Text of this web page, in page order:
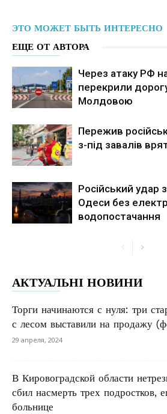
ЭТО МОЖЕТ БЫТЬ ИНТЕРЕСНО
ЕЩЕ ОТ АВТОРА
Через атаку РФ
перекрили
Молдовою
Пережив
з-під завалів
Російський удар
Одеси без
водопостачання
АКТУАЛЬНІ НОВИНИ
Торги начинаются с нуля: три
с лесом выставили на продажу
29 апреля, 2024
В Кировоградской области
сбил насмерть трех подростков,
больнице